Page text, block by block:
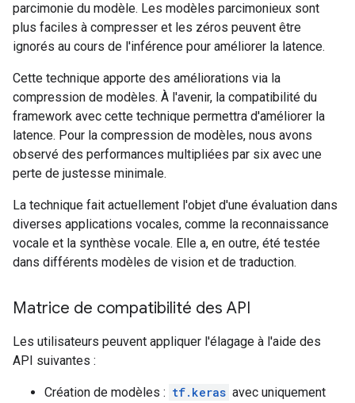
parcimonie du modèle. Les modèles parcimonieux sont
plus faciles à compresser et les zéros peuvent être
ignorés au cours de l'inférence pour améliorer la latence.
Cette technique apporte des améliorations via la
compression de modèles. À l'avenir, la compatibilité du
framework avec cette technique permettra d'améliorer la
latence. Pour la compression de modèles, nous avons
observé des performances multipliées par six avec une
perte de justesse minimale.
La technique fait actuellement l'objet d'une évaluation dans
diverses applications vocales, comme la reconnaissance
vocale et la synthèse vocale. Elle a, en outre, été testée
dans différents modèles de vision et de traduction.
Matrice de compatibilité des API
Les utilisateurs peuvent appliquer l'élagage à l'aide des
API suivantes :
Création de modèles : tf.keras avec uniquement